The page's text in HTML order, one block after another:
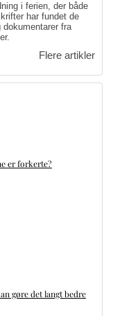
i ferien, der både
har fundet de
dokumentarer fra
Flere artikler
er forkerte?
gøre det langt bedre